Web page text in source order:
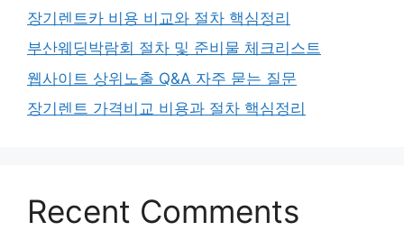
장기렌트카 비용 비교와 절차 핵심정리
부산웨딩박람회 절차 및 준비물 체크리스트
웹사이트 상위노출 Q&A 자주 묻는 질문
장기렌트 가격비교 비용과 절차 핵심정리
Recent Comments